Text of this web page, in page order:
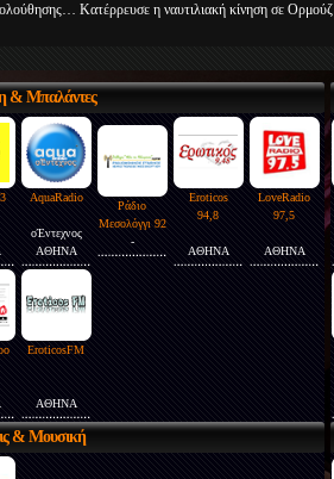
Κατέρρευσε η ναυτιλιακή κίνηση σε Ορμούζ
& Μπαλάντες
AquaRadio
οΈντεχνος
ΑΘΗΝΑ
Ράδιο
Μεσολόγγι 92
-
Eroticos
94,8
ΑΘΗΝΑ
LoveRadio
97,5
ΑΘΗΝΑ
EroticosFM
ΑΘΗΝΑ
& Μουσική